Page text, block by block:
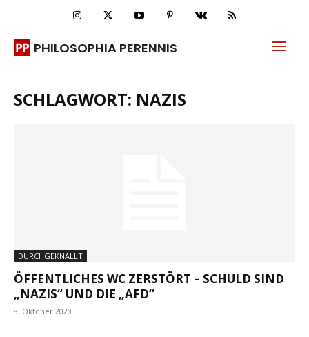
PHILOSOPHIA PERENNIS
SCHLAGWORT: NAZIS
DURCHGEKNALLT
ÖFFENTLICHES WC ZERSTÖRT – SCHULD SIND
„NAZIS“ UND DIE „AFD“
8. Oktober 2020